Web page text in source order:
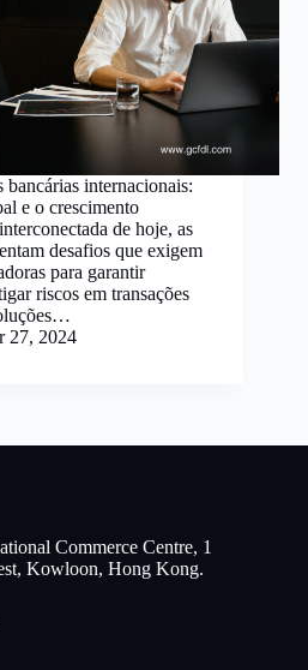
bancárias internacionais:
e o crescimento
de hoje, as
desafios que exigem
para garantir
riscos em transações
27, 2024
Commerce Centre, 1
Kowloon, Hong Kong.